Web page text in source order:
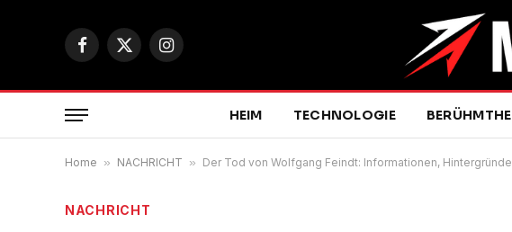
Facebook
X
Instagram
HEIM TECHNOLOGIE
Home » NACHRICHT » Der Tod von Wolfgang Feindt: Informationen,
NACHRICHT